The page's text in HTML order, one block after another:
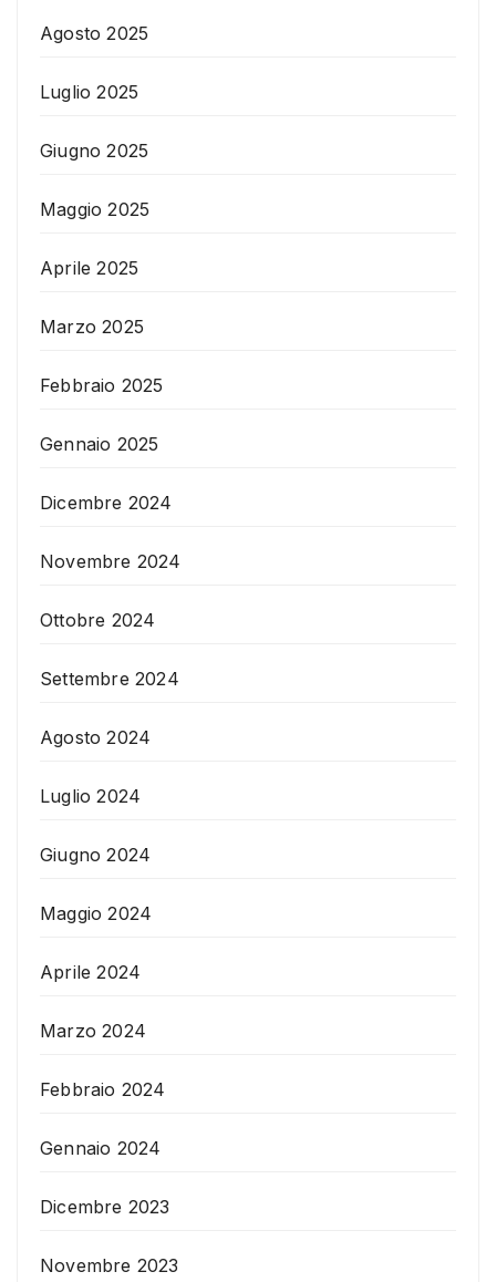
Agosto 2025
Luglio 2025
Giugno 2025
Maggio 2025
Aprile 2025
Marzo 2025
Febbraio 2025
Gennaio 2025
Dicembre 2024
Novembre 2024
Ottobre 2024
Settembre 2024
Agosto 2024
Luglio 2024
Giugno 2024
Maggio 2024
Aprile 2024
Marzo 2024
Febbraio 2024
Gennaio 2024
Dicembre 2023
Novembre 2023